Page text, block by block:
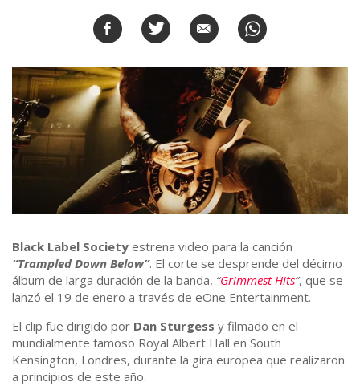
Black Label Society estrena video para la canción
“Trampled Down Below”. El corte se desprende del décimo
álbum de larga duración de la banda, “Grimmest Hits”, que se
lanzó el 19 de enero a través de eOne Entertainment.
El clip fue dirigido por Dan Sturgess y filmado en el
mundialmente famoso Royal Albert Hall en South
Kensington, Londres, durante la gira europea que realizaron
a principios de este año.